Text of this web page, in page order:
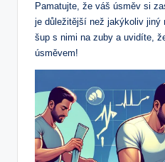
Pamatujte, že váš úsměv si
je důležitější než jakýkoliv jiný
šup s nimi na zuby a uvidíte,
úsměvem!